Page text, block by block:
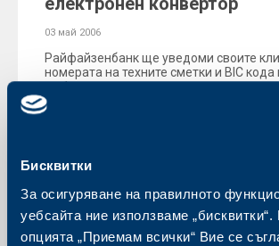
Бисквитки
За осигуряване на правилното
уебсайта ние използваме
опцията „Приемам всички“ Вие се
03 май 2006
Райфайзенбанк ще уведоми своите
номерата на техните сметки и BIC кода
до 1 март.
KBC Банк